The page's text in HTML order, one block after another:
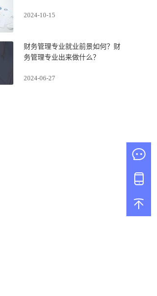
2024-10-15
财务管理专业就业前景如何？财
务管理专业出来做什么？
2024-06-27